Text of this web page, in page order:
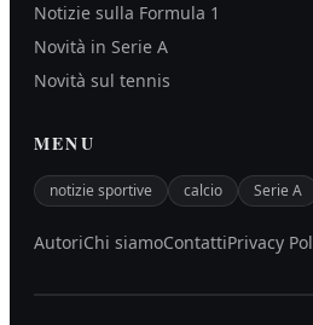
Notizie sulla Formula 1
Novità in Serie A
Novità sul tennis
MENU
notizie sportive calcio Serie A
AutoriChi siamoContattiPrivacy